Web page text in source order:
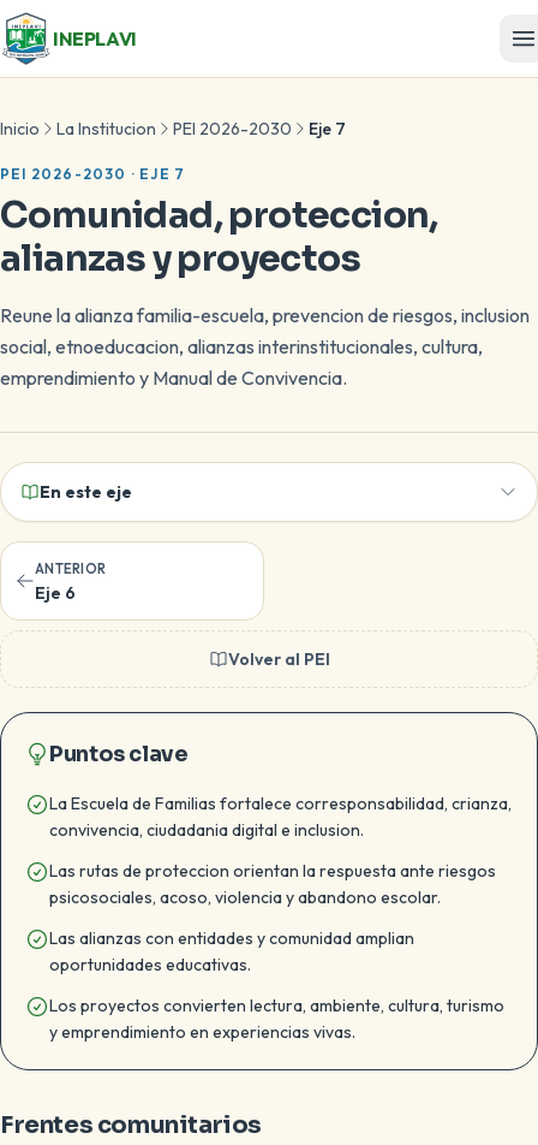
INEPLAVI
Inicio La Institucion PEI 2026-2030 Eje 7
PEI 2026-2030 · EJE 7
Comunidad, proteccion,
alianzas y proyectos
Reune la alianza familia-escuela, prevencion de riesgos, inclusion
social, etnoeducacion, alianzas interinstitucionales, cultura,
emprendimiento y Manual de Convivencia.
En este eje
ANTERIOR
Eje 6
Volver al PEI
Puntos clave
La Escuela de Familias fortalece corresponsabilidad, crianza,
convivencia, ciudadania digital e inclusion.
Las rutas de proteccion orientan la respuesta ante riesgos
psicosociales, acoso, violencia y abandono escolar.
Las alianzas con entidades y comunidad amplian
oportunidades educativas.
Los proyectos convierten lectura, ambiente, cultura, turismo
y emprendimiento en experiencias vivas.
Frentes comunitarios